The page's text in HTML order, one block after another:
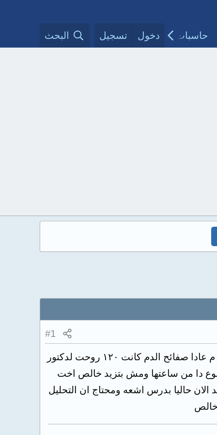
حاسبات طبية مقالات الأطباءدخول تسجيل البحث
#1
في ٢٠٢٠ كنت بعمل تحليل روتيني للجامعه تحليل صور دم وكل حاجه كانت نورمال م عادا صفائح الدم كانت ١٢٠ روحت لدكتور
دا من ساعتها ومش بتزيد خالص اخت
تقريبا تزيد ٢٠ او تقل ٢٠ ف كل التحاليل لحد الان حاليا بدرس اشعه ومحتاج ان التحليل